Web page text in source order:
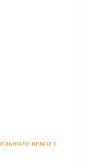
кекса с